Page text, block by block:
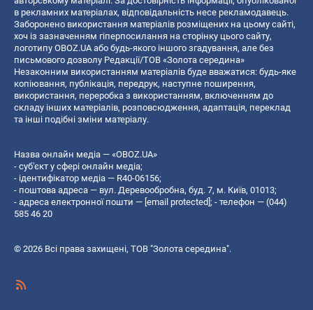
в рекламних матеріалах, відповідальність несе рекламодавець.
Заборонено використання матеріалів розміщених на цьому сайті,
хоч із зазначенням гіперпосилання на сторінку цього сайту,
логотипу OBOZ.UA або будь-якого іншого згадування, але без
письмового дозволу Редакції/ТОВ «Золота середина»
Незаконним використанням матеріалів буде вважатися: будь-яке
копiювання, публiкацiя, передрук, наступне поширення,
використання, переробка з використанням, включенням до
складу інших матеріалів, розповсюдження, адаптація, переклад
та інші подібні зміни матеріалу.
Назва онлайн медіа — «OBOZ.UA»
- суб'єкт у сфері онлайн медіа;
- ідентифікатор медіа — R40-06156;
- поштова адреса — вул. Деревообробна, буд. 7, м. Київ, 01013;
- адреса електронної пошти — [email protected] ; - телефон — (044)
585 46 20
© 2026 Всі права захищені, ТОВ "Золота середина".